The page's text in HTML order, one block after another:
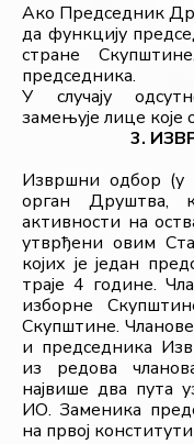
Ако Председник
да функцију
стране
председника.
У случају
замењује лице које
3.
Извршни одбор (у
орган Друштва,
активности на
утврђени овим
којих је један
траје 4 године.
изборне
Скупштине.
и председника
из редова
највише два пута
ИО. Заменика
на првој